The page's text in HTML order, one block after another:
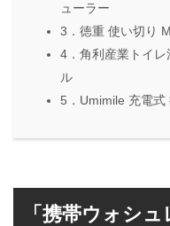
ューラー
3．徳重 使い切り
4．角利産業トイ
ル
5．Umimile 充電式
「携帯ウォシ